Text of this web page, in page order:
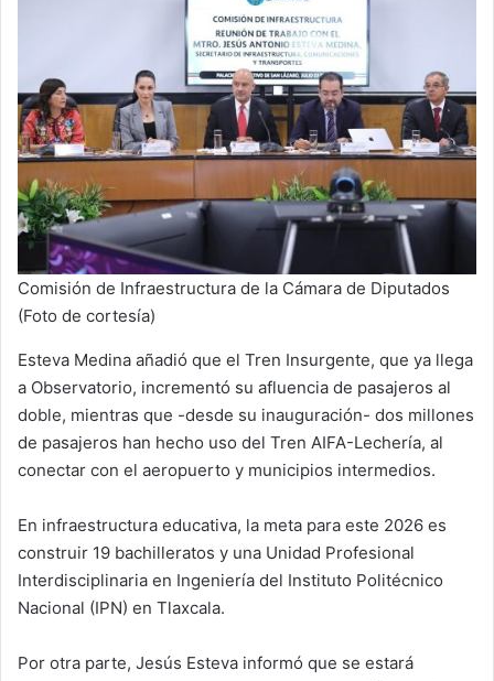
Comisión de Infraestructura de la Cámara de Diputados
(Foto de cortesía)
Esteva Medina añadió que el Tren Insurgente, que ya llega
a Observatorio, incrementó su afluencia de pasajeros al
doble, mientras que -desde su inauguración- dos millones
de pasajeros han hecho uso del Tren AIFA-Lechería, al
conectar con el aeropuerto y municipios intermedios.
En infraestructura educativa, la meta para este 2026 es
construir 19 bachilleratos y una Unidad Profesional
Interdisciplinaria en Ingeniería del Instituto Politécnico
Nacional (IPN) en Tlaxcala.
Por otra parte, Jesús Esteva informó que se estará